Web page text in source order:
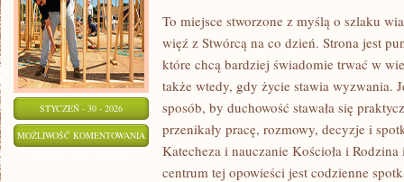
STYCZEŃ - 30 - 2026
MOŻLIWOŚĆ KOMENTOWANIA ŻYCIE
ZAKONNE
To miejsce stworzone z myślą o szlaku
więź z Stwórcą na co dzień. Strona jest
które chcą bardziej świadomie trwać w
także wtedy, gdy życie stawia wyzwania.
sposób, by duchowość stawała się
przenikały pracę, rozmowy, decyzje i
Katecheza i nauczanie Kościoła i
centrum tej opowieści jest codzienne